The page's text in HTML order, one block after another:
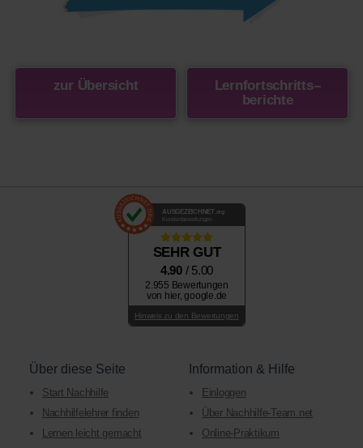
Lernfortschritts–
berichte
zur Übersicht
AUSGEZEICHNET .org
Kundenbewertungen
SEHR GUT
4.90 / 5.00
2.955 Bewertungen
von hier, google.de
Hinweis zu den Bewertungen
Über diese Seite
Start Nachhilfe
Nachhilfelehrer finden
Lernen leicht gemacht
Information & Hilfe
Einloggen
Über Nachhilfe-Team.net
Online-Praktikum